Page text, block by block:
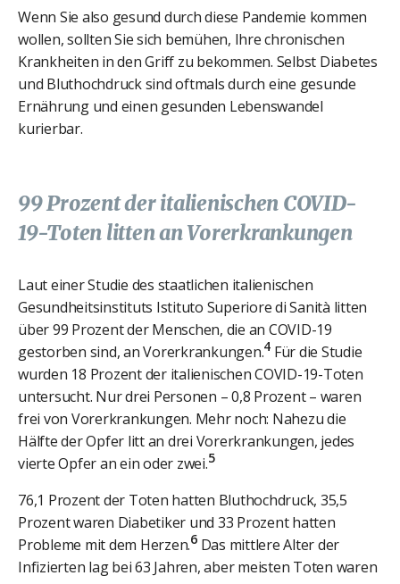
Wenn Sie also gesund durch diese Pandemie kommen
wollen, sollten Sie sich bemühen, Ihre chronischen
Krankheiten in den Griff zu bekommen. Selbst Diabetes
und Bluthochdruck sind oftmals durch eine gesunde
Ernährung und einen gesunden Lebenswandel
kurierbar.
99 Prozent der italienischen COVID-
19-Toten litten an Vorerkrankungen
Laut einer Studie des staatlichen italienischen
Gesundheitsinstituts Istituto Superiore di Sanità litten
über 99 Prozent der Menschen, die an COVID-19
gestorben sind, an Vorerkrankungen.4 Für die Studie
wurden 18 Prozent der italienischen COVID-19-Toten
untersucht. Nur drei Personen – 0,8 Prozent – waren
frei von Vorerkrankungen. Mehr noch: Nahezu die
Hälfte der Opfer litt an drei Vorerkrankungen, jedes
vierte Opfer an ein oder zwei.5
76,1 Prozent der Toten hatten Bluthochdruck, 35,5
Prozent waren Diabetiker und 33 Prozent hatten
Probleme mit dem Herzen.6Das mittlere Alter der
Infizierten lag bei 63 Jahren, aber meisten Toten waren